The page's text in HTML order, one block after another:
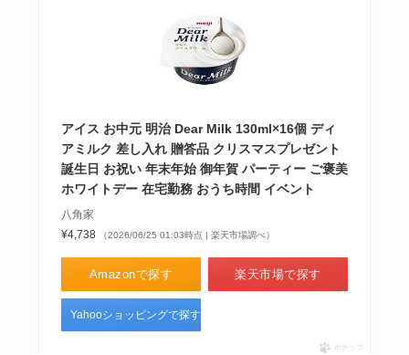
エアウィーヴの枕の口コミを調
査！首が痛いや合わないこともあ
る？田中みな実コラボはどう？
鳩サブレの賞味期限は？日持ちは
短い？過ぎたら食べれない？冷凍
など保存方法も解説
アイス お中元 明治 Dear Milk 130ml×16個 ディ
アミルク 差し入れ 贈答品 クリスマスプレゼント
誕生日 お祝い 年末年始 御年賀 パーティー ご褒美
ホワイトデー 在宅勤務 おうち時間 イベント
八角家
¥4,738
（2026/06/25 01:03時点 | 楽天市場調べ）
Amazonで探す 楽天市場で探す
Yahooショッピングで探す
ポチップ